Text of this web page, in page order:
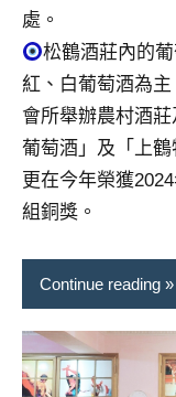
目
底、
外
景
節
目
持、
泰
國
旅
處。
松鶴酒莊內的
紅、白葡萄酒為
會所舉辦農村酒
葡萄酒」及「上鶴
更在今年榮獲
組銅獎。
Continue reading